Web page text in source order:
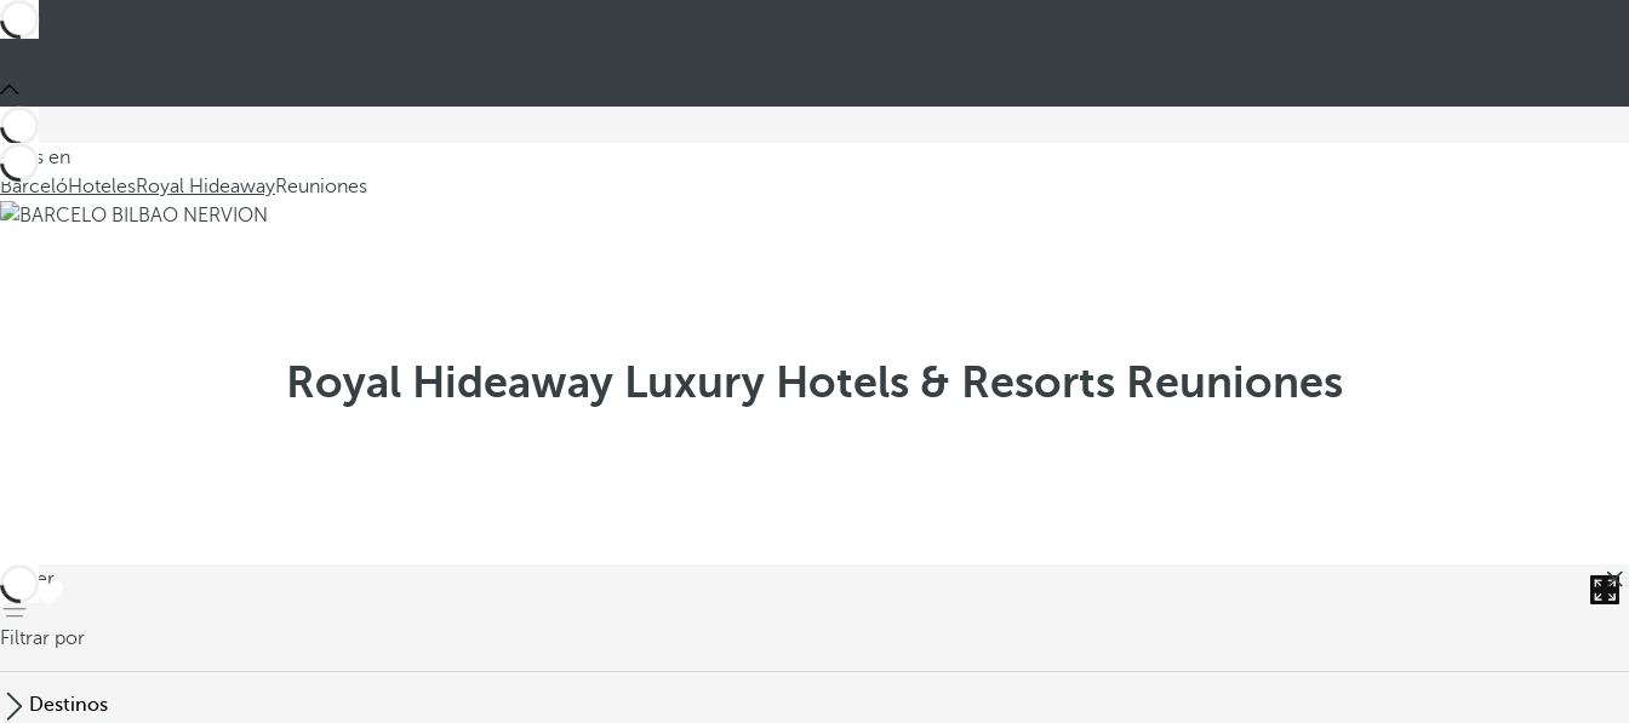
Estás en
BarcelóHotelesRoyal HideawayReuniones
Royal Hideaway Luxury Hotels & Resorts Reuniones
volver
Filtrar por
Destinos